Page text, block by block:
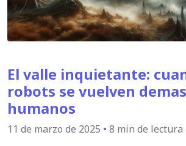
El valle inquietante:
robots se vuelven
humanos
11 de marzo de 2025 • 8 min de lectura